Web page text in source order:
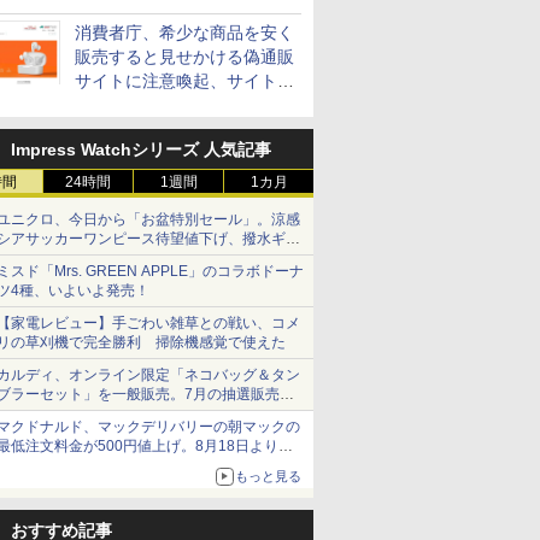
消費者庁、希少な商品を安く
販売すると見せかける偽通販
サイトに注意喚起、サイト名
Impress Watchシリーズ 人気記事
24時間 1週間 1カ月
ニクロ、今日から「お盆特別セール」。涼感
アサッカーワンピース待望値下げ、撥水ギア
ョーツは1990円に
スド「Mrs. GREEN APPLE」のコラボドーナ
4種、いよいよ発売！
家電レビュー】手ごわい雑草との戦い、コメ
の草刈機で完全勝利 掃除機感覚で使えた
ルディ、オンライン限定「ネコバッグ＆タン
ラーセット」を一般販売。7月の抽選販売の
選無効分
クドナルド、マックデリバリーの朝マックの
低注文料金が500円値上げ。8月18日より
もっと見る
おすすめ記事